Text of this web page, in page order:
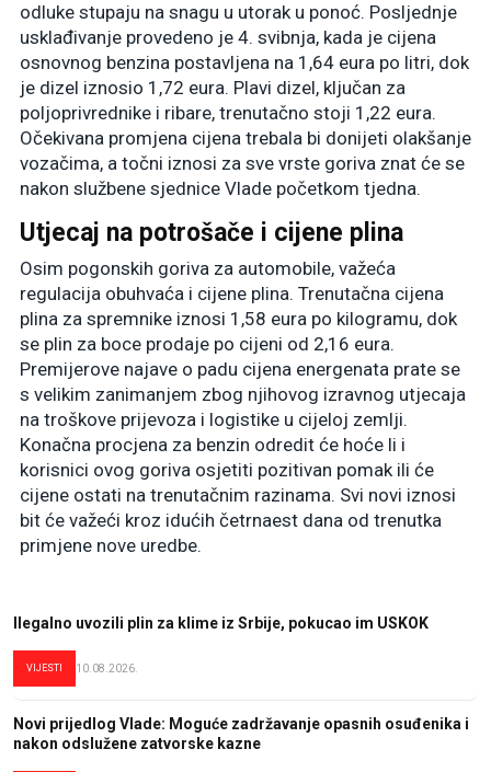
odluke stupaju na snagu u utorak u ponoć. Posljednje
usklađivanje provedeno je 4. svibnja, kada je cijena
osnovnog benzina postavljena na 1,64 eura po litri, dok
je dizel iznosio 1,72 eura. Plavi dizel, ključan za
poljoprivrednike i ribare, trenutačno stoji 1,22 eura.
Očekivana promjena cijena trebala bi donijeti olakšanje
vozačima, a točni iznosi za sve vrste goriva znat će se
nakon službene sjednice Vlade početkom tjedna.
Utjecaj na potrošače i cijene plina
Osim pogonskih goriva za automobile, važeća
regulacija obuhvaća i cijene plina. Trenutačna cijena
plina za spremnike iznosi 1,58 eura po kilogramu, dok
se plin za boce prodaje po cijeni od 2,16 eura.
Premijerove najave o padu cijena energenata prate se
s velikim zanimanjem zbog njihovog izravnog utjecaja
na troškove prijevoza i logistike u cijeloj zemlji.
Konačna procjena za benzin odredit će hoće li i
korisnici ovog goriva osjetiti pozitivan pomak ili će
cijene ostati na trenutačnim razinama. Svi novi iznosi
bit će važeći kroz idućih četrnaest dana od trenutka
primjene nove uredbe.
Ilegalno uvozili plin za klime iz Srbije, pokucao im USKOK
VIJESTI 10.08.2026.
Novi prijedlog Vlade: Moguće zadržavanje opasnih osuđenika i
nakon odslužene zatvorske kazne